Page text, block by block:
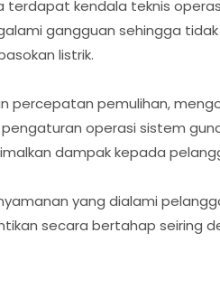
terdapat kendala teknis
gangguan sehingga
listrik.
percepatan pemulihan,
operasi sistem
dampak kepada
yang dialami
secara bertahap seiring